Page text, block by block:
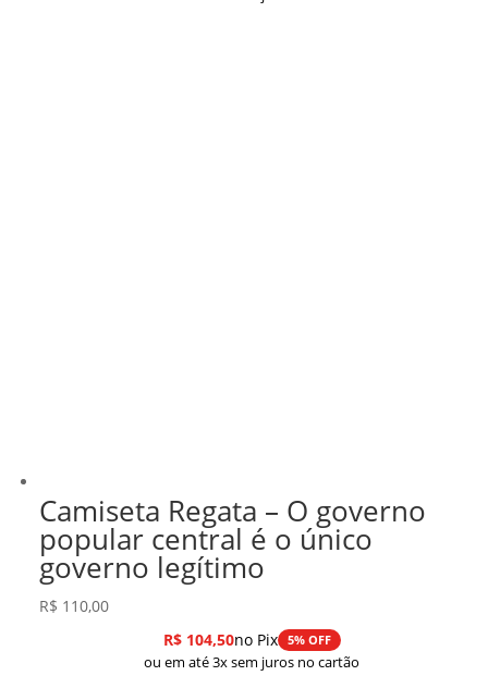
Camiseta Regata – O governo
popular central é o único
governo legítimo
R$ 110,00
R$104,50no Pix 5% OFF
ou em até 3x sem juros no cartão